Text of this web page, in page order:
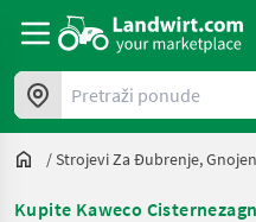
Pretraži ponude
/Strojevi Za Đubrenje,
Kupite Kaweco